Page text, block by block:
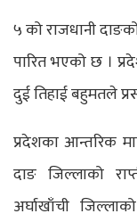
५ को राजधानी
पारित भएको छ ।
दुई तिहाई बहुमतले
प्रदेशका आन्तरिक
दाङ जिल्लाको
अर्घाखाँची